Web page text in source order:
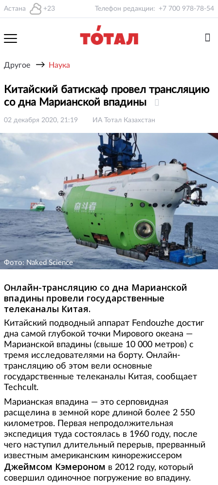
Астана +23 Телефон редакции: +7 700 978-78-54
Другое → Наука
Китайский батискаф провел трансляцию
со дна Марианской впадины
02 декабря 2020, 21:19 ИА Тотал Казахстан
Фото: Naked Science
Онлайн-трансляцию со дна Марианской
впадины провели государственные
телеканалы Китая.
Китайский подводный аппарат Fendouzhe достиг
дна самой глубокой точки Мирового океана —
Марианской впадины (свыше 10 000 метров) с
тремя исследователями на борту. Онлайн-
трансляцию об этом вели основные
государственные телеканалы Китая, сообщает
Techcult.
Марианская впадина — это серповидная
расщелина в земной коре длиной более 2 550
километров. Первая непродолжительная
экспедиция туда состоялась в 1960 году, после
чего наступил длительный перерыв, прерванный
известным американским кинорежиссером
Джеймсом Кэмероном в 2012 году, который
совершил одиночное погружение во впадину.